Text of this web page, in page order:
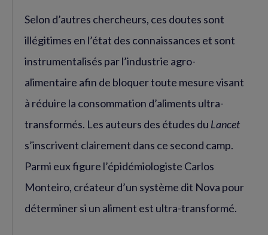
Selon d’autres chercheurs, ces doutes sont
illégitimes en l’état des connaissances et sont
instrumentalisés par l’industrie agro-
alimentaire afin de bloquer toute mesure visant
à réduire la consommation d’aliments ultra-
transformés. Les auteurs des études du Lancet
s’inscrivent clairement dans ce second camp.
Parmi eux figure l’épidémiologiste Carlos
Monteiro, créateur d’un système dit Nova pour
déterminer si un aliment est ultra-transformé.